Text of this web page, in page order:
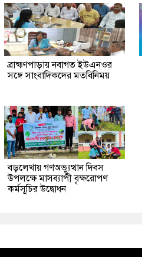
ব্রাহ্মণপাড়ায় নবাগত ইউএনওর
সঙ্গে সাংবাদিকদের মতবিনিময়
বড়লেখায় গণঅভ্যুত্থান দিবস
উপলক্ষে মাসব্যাপী বৃক্ষরোপণ
কর্মসূচির উদ্বোধন